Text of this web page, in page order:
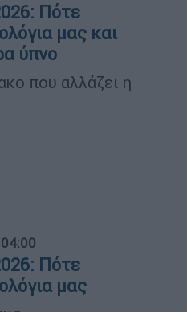
Πότε
μας και
ύπνο
που αλλάζει η
Πότε
μας